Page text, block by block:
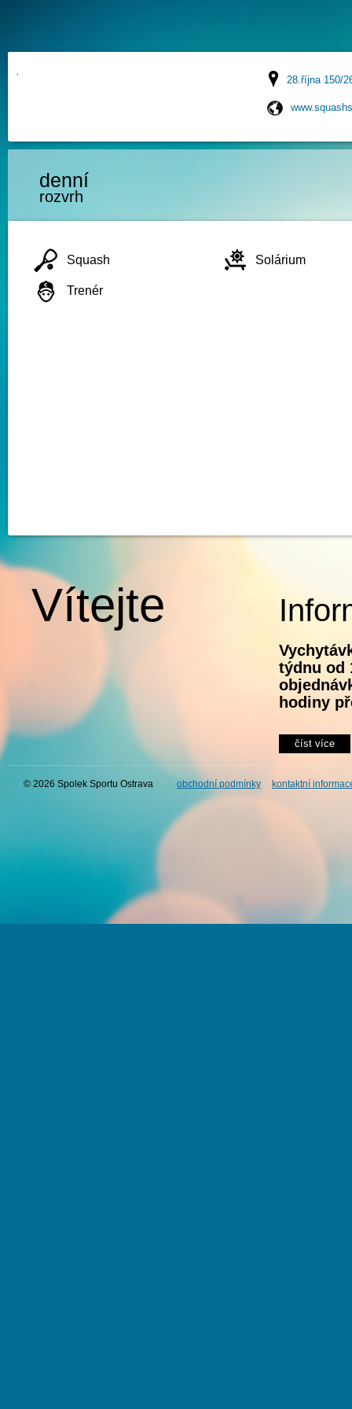
28.října 150/
denní
rozvrh
Squash
Trenér
Solárium
Vítejte
týdnu od
hodiny
číst více
© 2026 Spolek Sportu Ostrava obchodní podmínky kontaktní